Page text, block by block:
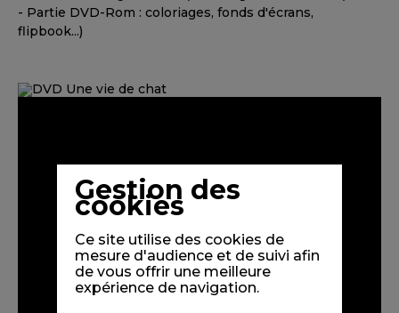
- Partie DVD-Rom : coloriages, fonds d'écrans,
flipbook...)
Gestion des
cookies
Ce site utilise des cookies de
mesure d'audience et de suivi afin
de vous offrir une meilleure
expérience de navigation.